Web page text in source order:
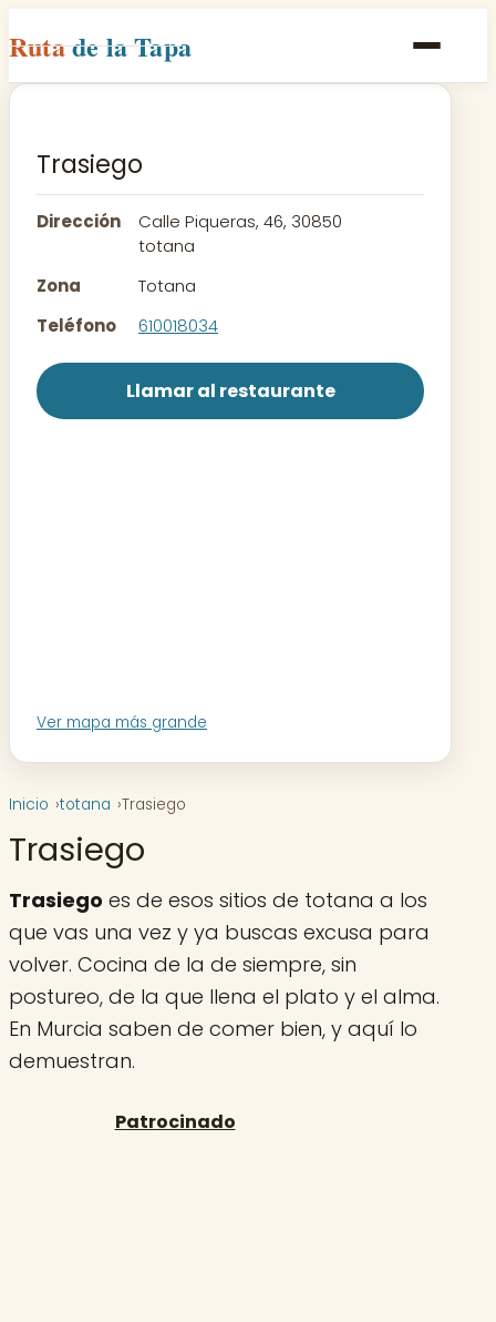
Rutade la Tapa
Inicio
Rutas
Contacto
Trasiego
Dirección
Calle Piqueras, 46, 30850
totana
Zona
Totana
Teléfono
610018034
Llamar al restaurante
Ver mapa más grande
Inicio totana Trasiego
Trasiego
Trasiego es de esos sitios de totana a los
que vas una vez y ya buscas excusa para
volver. Cocina de la de siempre, sin
postureo, de la que llena el plato y el alma.
En Murcia saben de comer bien, y aquí lo
demuestran.